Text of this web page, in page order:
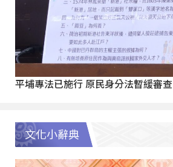
平埔專法已施行 原民身分法暫緩審查
文化小辭典